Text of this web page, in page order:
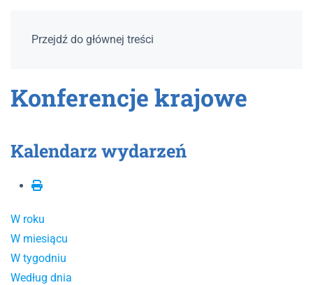
Przejdź do głównej treści
Konferencje krajowe
Kalendarz wydarzeń
W roku
W miesiącu
W tygodniu
Według dnia